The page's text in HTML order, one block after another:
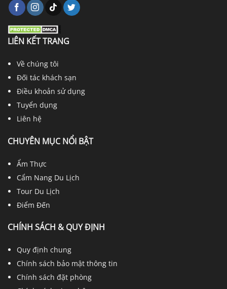
LIÊN KẾT TRANG
Về chúng tôi
Đối tác khách sạn
Điều khoản sử dụng
Tuyển dụng
Liên hệ
CHUYÊN MỤC NỔI BẬT
Ẩm Thực
Cẩm Nang Du Lịch
Tour Du Lịch
Điểm Đến
CHÍNH SÁCH & QUY ĐỊNH
Quy định chung
Chính sách bảo mật thông tin
Chính sách đặt phòng